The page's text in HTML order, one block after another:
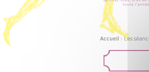
Accueil>Les